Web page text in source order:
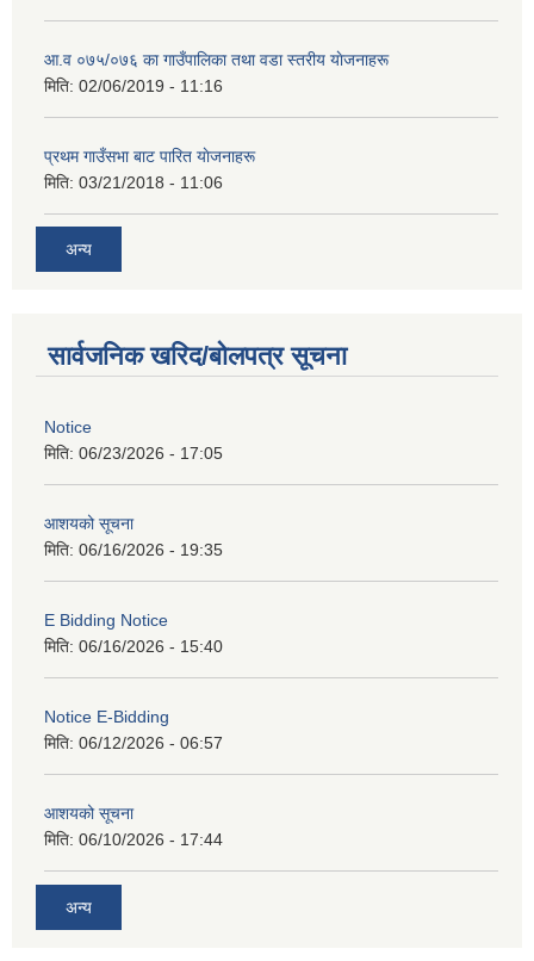
आ‍.व ०७५/०७६ का गाउँपालिका तथा वडा स्तरीय याेजनाहरू
मिति: 02/06/2019 - 11:16
प्रथम गाउँसभा बाट पारित याेजनाहरू
मिति: 03/21/2018 - 11:06
अन्य
सार्वजनिक खरिद/बोलपत्र सूचना
Notice
मिति: 06/23/2026 - 17:05
आशयको सूचना
मिति: 06/16/2026 - 19:35
E Bidding Notice
मिति: 06/16/2026 - 15:40
Notice E-Bidding
मिति: 06/12/2026 - 06:57
आशयको सूचना
मिति: 06/10/2026 - 17:44
अन्य